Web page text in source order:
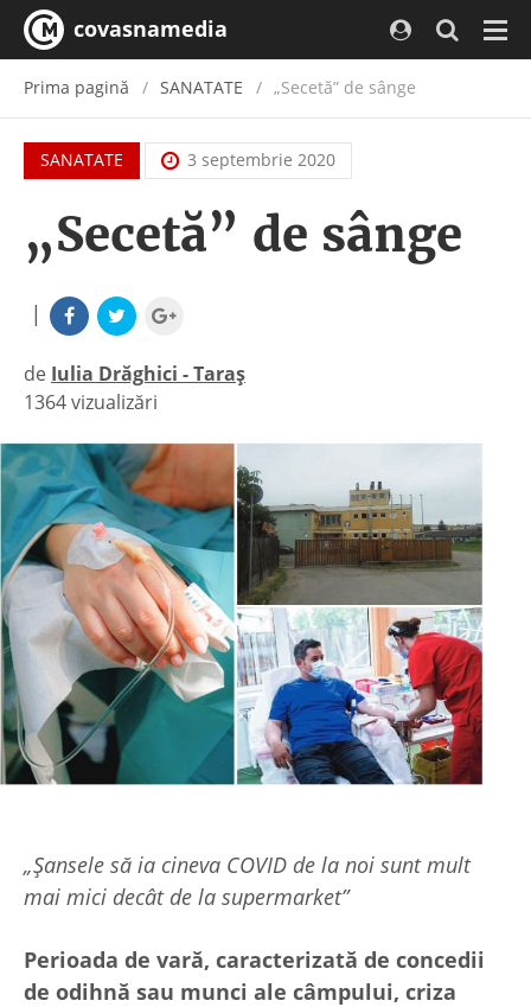
covasnamedia
Prima pagină SANATATE „Secetă” de sânge
SANATATE 3 septembrie 2020
„Secetă” de sânge
|
de Iulia Drăghici - Taraș
|
1364 vizualizări
„Șansele să ia cineva COVID de la noi sunt mult
mai mici decât de la supermarket”
Perioada de vară, caracterizată de concedii
de odihnă sau munci ale câmpului, criza